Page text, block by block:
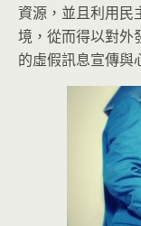
資源，並且利用民
境，從而得以對外
的虛假訊息宣傳與